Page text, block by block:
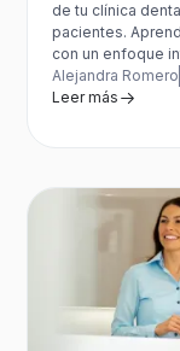
de tu clínica
pacientes.
con un enfoque
Alejandra Romero
Leer más